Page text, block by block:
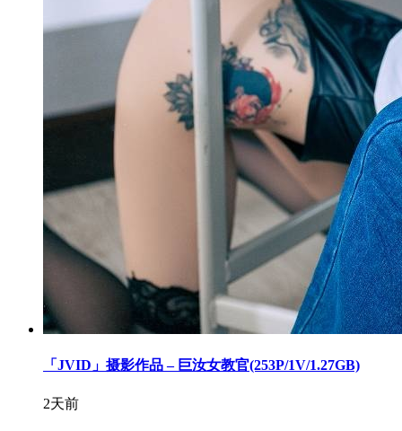
「JVID」摄影作品 – 巨汝女教官(253P/1V/1.27GB)
2天前